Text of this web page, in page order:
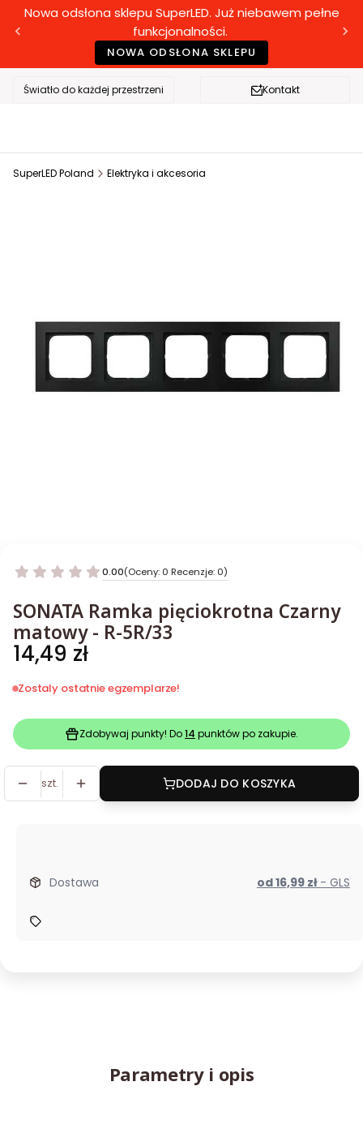
Nowa odsłona sklepu SuperLED. Już niebawem pełne
funkcjonalności.
NOWA ODSŁONA SKLEPU
Światło do każdej przestrzeni Kontakt
SuperLED Poland Elektryka i akcesoria
0.00(Oceny: 0 Recenzje: 0)
SONATA Ramka pięciokrotna Czarny
matowy - R-5R/33
Cena
14,49 zł
Zostaly ostatnie egzemplarze!
Zdobywaj punkty! Do14 punktów po zakupie.
szt. DODAJ DO KOSZYKA
Dostawa od 16,99 zł - GLS
Parametry i opis